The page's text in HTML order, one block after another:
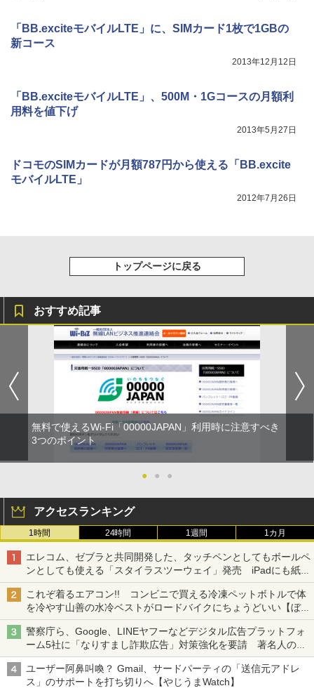
「BB.exciteモバイルLTE」に、SIMカード1枚で1GBの
新コース
2013年12月12日
「BB.exciteモバイルLTE」、500M・1Gコースの月額利
用料を値下げ
2013年5月27日
ドコモのSIMカードが月額787円から使える「BB.excite
モバイルLTE」
2012年7月26日
トップページに戻る
おすすめ記事
無料で使えるWi-Fi「00000JAPAN」利用時に注意すべき
3つのポイント
● ● ●
アクセスランキング
1時間 24時間 1週間 1カ月
エレコム、ゼブラと共同開発した、タッチペンとしてもボールペ
ンとしても使える「スタイラスツーウェイ」発売 iPadにも紙に
も、持ち替えずに書き込める
これぞ着るエアコン!! コンビニで買える冷凍ペットボトルで体
を冷やす山善の水冷ベストがロードバイクにちょうどいい【ぼっ
ち・ざ・ろーど！その14】【空いた時間でなにしてる？】
警察庁ら、Google、LINEヤフーなどデジタル広告プラットフォ
ーム5社に「なりすまし詐欺広告」対策強化を要請 著名人の写
真や映像を使った投資詐欺などへの対策として
ユーザー阿鼻叫喚？ Gmail、サードパーティの「送信元アドレ
ス」のサポートを打ち切りへ【やじうまWatch】